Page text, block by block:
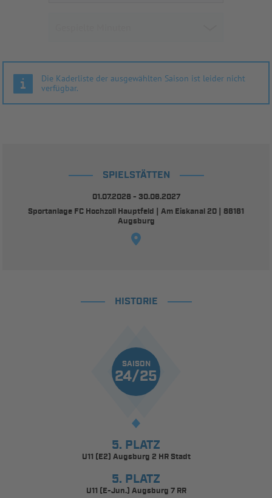
Die Kaderliste der ausgewählten Saison ist leider nicht
verfügbar.
SPIELSTÄTTEN
01.07.2026 - 30.06.2027
Sportanlage FC Hochzoll Hauptfeld | Am Eiskanal 20 | 86161
Augsburg
HISTORIE
SAISON
24/25
5. PLATZ
U11 (E2) Augsburg 2 HR Stadt
5. PLATZ
U11 (E-Jun.) Augsburg 7 RR